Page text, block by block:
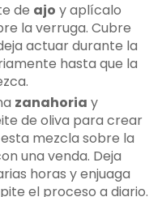
de ajo y aplícalo
la verruga. Cubre
actuar durante la
hasta que la
zanahoria y
de oliva para crear
mezcla sobre la
una venda. Deja
horas y enjuaga
el proceso a diario.